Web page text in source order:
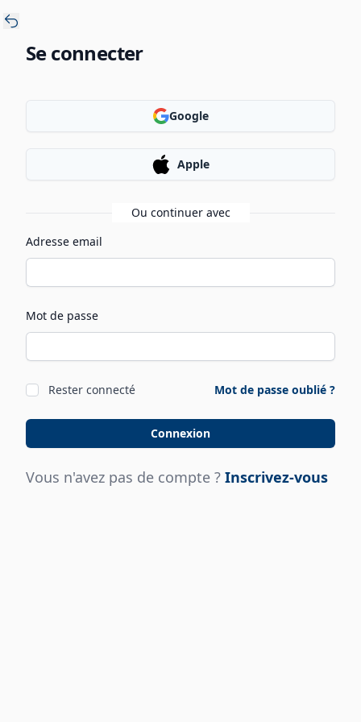
Se connecter
Google
Apple
Ou continuer avec
Adresse email
Mot de passe
Rester connecté Mot de passe oublié ?
Connexion
Vous n'avez pas de compte ? Inscrivez-vous